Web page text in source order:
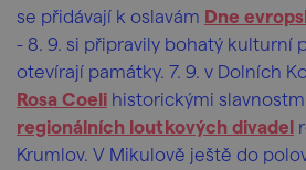
se přidávají k oslavám Dne
- 8. 9. si připravily bohatý kulturní
otevírají památky. 7. 9. v Dolních
Rosa Coeli historickými
regionálních loutkových divadel
Krumlov. V Mikulově ještě do